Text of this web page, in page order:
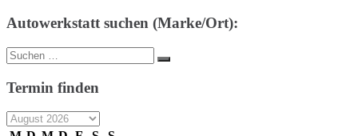
Autowerkstatt suchen (Marke/Ort):
Suche
nach:
Suchen
Termin finden